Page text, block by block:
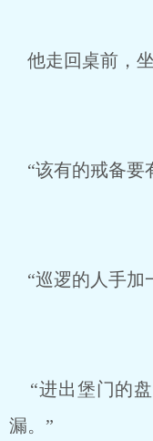
他走回桌前，坐
“该有的戒备要
“巡逻的人手加
“进出堡门的盘
漏。”